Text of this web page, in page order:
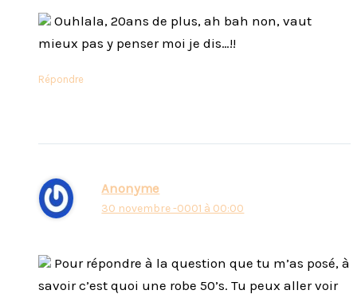
Ouhlala, 20ans de plus, ah bah non, vaut
mieux pas y penser moi je dis…!!
Répondre
Anonyme
30 novembre -0001 à 00:00
Pour répondre à la question que tu m’as posé, à
savoir c’est quoi une robe 50’s. Tu peux aller voir